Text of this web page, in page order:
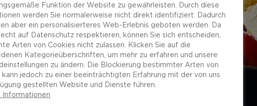
Funktion der Website zu gewährleisten. Durch diese
werden Sie normalerweise nicht direkt identifiziert. Dadurch
aber ein personalisierteres Web-Erlebnis geboten werden. Da
auf Datenschutz respektieren, können Sie sich entscheiden,
Arten von Cookies nicht zulassen. Klicken Sie auf die
Kategorieüberschriften, um mehr zu erfahren und unsere
zu ändern. Die Blockierung bestimmter Arten von
kann jedoch zu einer beeinträchtigten Erfahrung mit der von uns
gestellten Website und Dienste führen.